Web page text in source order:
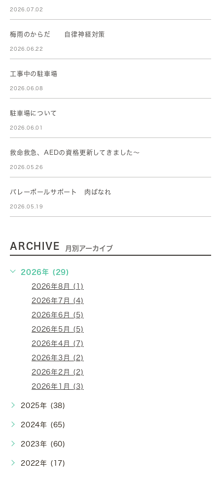
2026.07.02
梅雨のからだ 自律神経対策
2026.06.22
工事中の駐車場
2026.06.08
駐車場について
2026.06.01
救命救急、AEDの資格更新してきました～
2026.05.26
バレーボールサポート 肉ばなれ
2026.05.19
ARCHIVE 月別アーカイブ
2026年 (29)
2026年8月 (1)
2026年7月 (4)
2026年6月 (5)
2026年5月 (5)
2026年4月 (7)
2026年3月 (2)
2026年2月 (2)
2026年1月 (3)
2025年 (38)
2024年 (65)
2023年 (60)
2022年 (17)